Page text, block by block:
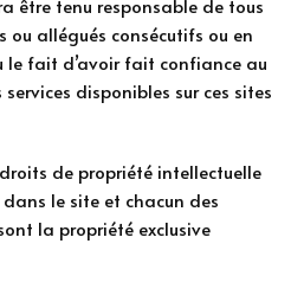
être tenu responsable de tous
ou allégués consécutifs ou en
le fait d’avoir fait confiance au
disponibles sur ces sites
de propriété intellectuelle
le site et chacun des
la propriété exclusive